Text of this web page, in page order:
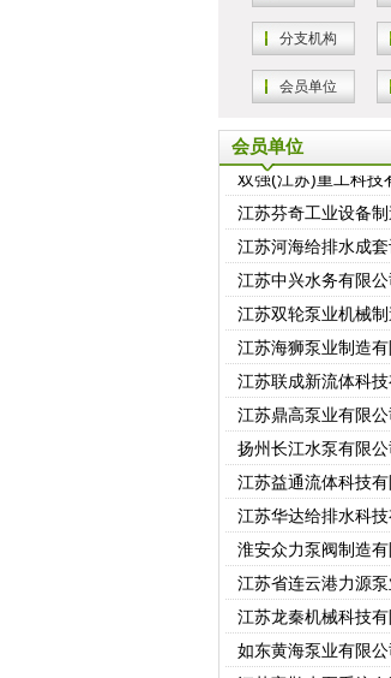
分支机构
会员单位
会员单位
双强(江苏)重工科技
江苏芬奇工业设备
江苏中兴水务有限公
江苏双轮泵业机械
江苏海狮泵业制造
江苏联成新流体科
江苏鼎高泵业有限公
扬州长江水泵有限公
江苏益通流体科技
江苏华达给排水科
淮安众力泵阀制造
江苏省连云港力源
江苏龙秦机械科技
如东黄海泵业有限公
江苏富勒水泵系统